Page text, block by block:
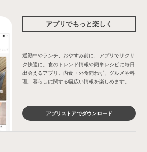
アプリでもっと楽しく
通勤中やランチ、おやすみ前に、アプリでサクサ
ク快適に。食のトレンド情報や簡単レシピに毎日
出会えるアプリ。内食・外食問わず、グルメや料
理、暮らしに関する幅広い情報を楽しめます。
アプリストアでダウンロード